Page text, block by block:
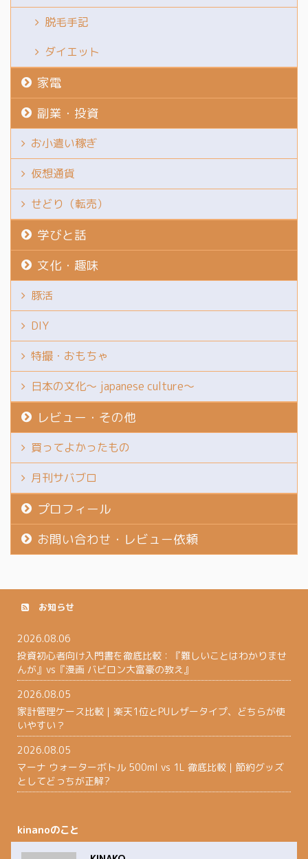
する期間を指す。 まるで
楽や社交を断ち切り、集
中力を高めて自己鍛錬に
励 ...
脱毛手記
ダイエット
家電
副業・投資
お小遣い稼ぎ
仮想通貨
せどり（転売）
学びと話
文化・趣味
豚活
DIY
特撮・おもちゃ
日本の文化～ japanese culture～
レビュー・その他
買ってよかったもの
月刊サバブロ
プロフィール
お問い合わせ・レビュー依頼
お知らせ
2026.08.06
投資初心者向け入門書を徹底比較：『難しいことはわかりませ
んが』vs『漫画 バビロン大富豪の教え』
2026.08.05
家計管理ケース比較｜楽天1位とPUレザータイプ、どちらが使
いやすい？
2026.08.05
マーナ ウォーターボトル 500ml vs 1L 徹底比較｜節約グッズ
としてどっちが正解?
kinanoのこと